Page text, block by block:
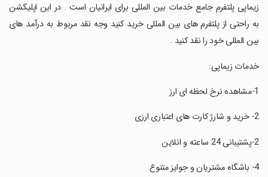
‏زیماپی پلتفرم جامع خدمات بین المللی برای ایرانیان است . در این اپلیکشن
به راحتی از پلتفرم های بین المللی خرید کنید وجه نقد مربوط به درآمد های
بین المللی خود را نقد کنید .
‏خدمات زیماپی: